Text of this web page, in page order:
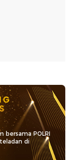
bersama POLRI
di